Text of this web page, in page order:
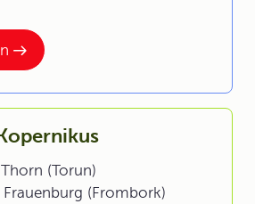
(Torun)
Frauenburg (Frombork)